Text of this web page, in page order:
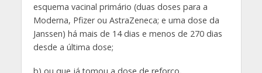
esquema vacinal primário (duas doses para a
Moderna, Pfizer ou AstraZeneca; e uma dose da
Janssen) há mais de 14 dias e menos de 270 dias
desde a última dose;
b) ou que já tomou a dose de reforço,